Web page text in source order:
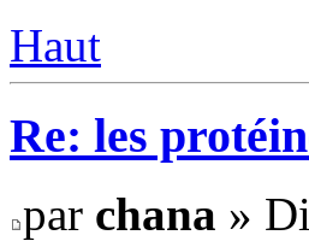
Haut
Re: les
par chana »